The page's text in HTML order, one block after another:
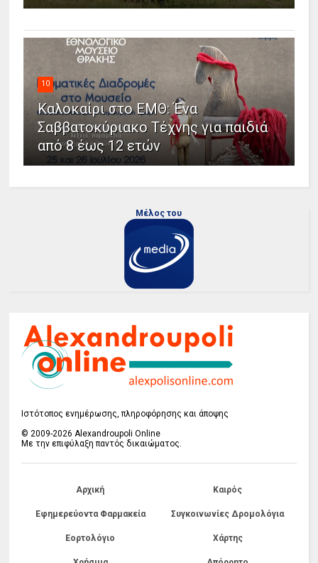
10
Καλοκαίρι στο ΕΜΘ: Ένα
Σαββατοκύριακο Τέχνης για παιδιά
από 8 έως 12 ετών
Μέλος του
Ιστότοπος ενημέρωσης, πληροφόρησης και άποψης
© 2009-2026 Alexandroupoli Online
Με την επιφύλαξη παντός δικαιώματος.
Αρχική Καιρός
Εφημερεύοντα Φαρμακεία Συγκοινωνίες Δρομολόγια
Εορτολόγιο Χάρτης